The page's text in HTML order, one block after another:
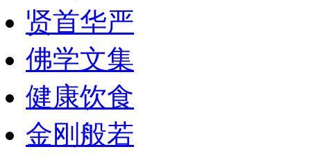
贤首华严
佛学文集
健康饮食
金刚般若